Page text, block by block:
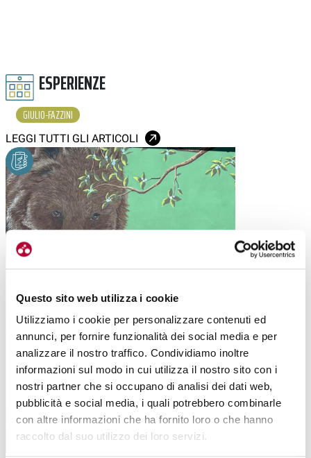
Questo sito web utilizza i cookie
Utilizziamo i cookie per personalizzare contenuti ed
annunci, per fornire funzionalità dei social media e per
analizzare il nostro traffico. Condividiamo inoltre
informazioni sul modo in cui utilizza il nostro sito con i
nostri partner che si occupano di analisi dei dati web,
pubblicità e social media, i quali potrebbero combinarle
con altre informazioni che ha fornito loro o che hanno
raccolto dal suo utilizzo dei loro servizi.
ESPERIENZE
GIULIO-FAZZINI
LEGGI TUTTI GLI ARTICOLI
CAMPIONATI EUROPEI GRAVEL:
PROVATO IL PERCORSO DI AVEZZANO
|07-09-2025
GRAVEL